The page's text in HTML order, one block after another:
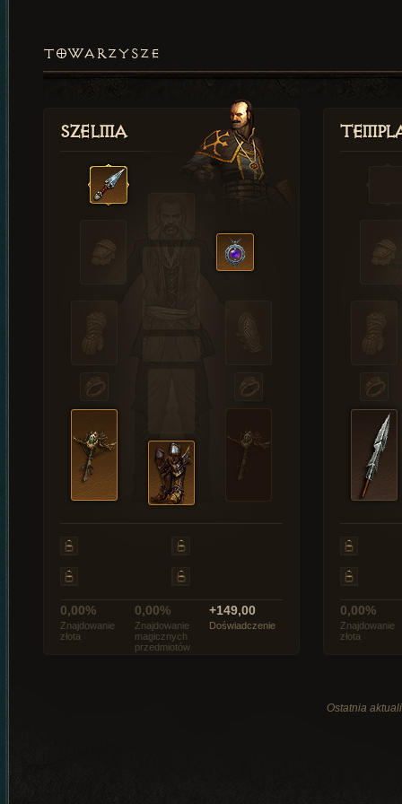
TOWARZYSZE
Szelma
0,00%
Znajdowanie
złota
0,00%
Znajdowanie
magicznych
przedmiotów
+149,00
Doświadczenie
0,00%
Znajdowanie
złota
Ostatnia